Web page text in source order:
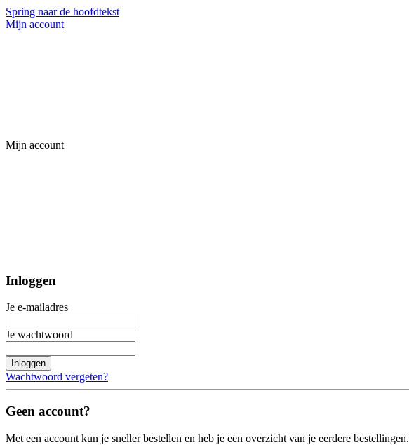
Spring naar de hoofdtekst
Mijn account
Mijn account
Inloggen
Je e-mailadres
Je wachtwoord
Inloggen
Wachtwoord vergeten?
Geen account?
Met een account kun je sneller bestellen en heb je een overzicht van je eerdere bestellingen.